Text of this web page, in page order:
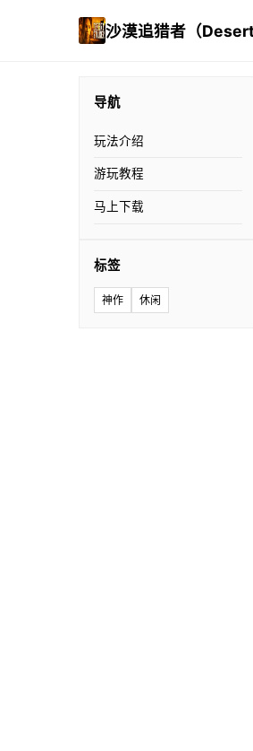
沙漠追猎者（
导航
玩法介绍
游玩教程
马上下载
标签
神作 休闲